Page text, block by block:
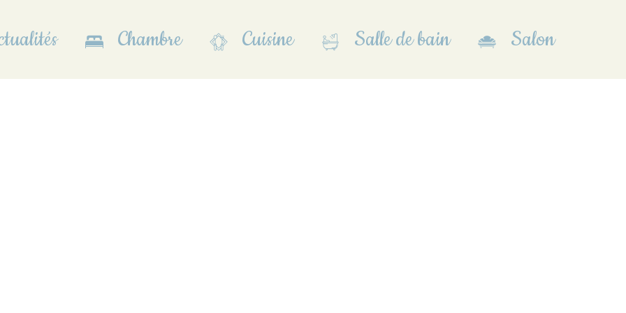
Chambre Cuisine Salle de bain Salon